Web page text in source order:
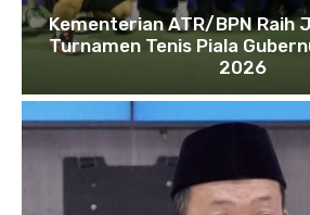
Kementerian ATR/BPN Raih
Turnamen Tenis Piala
2026